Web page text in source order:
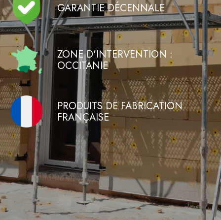
GARANTIE DÉCENNALE
ZONE D'INTERVENTION :
OCCITANIE
PRODUITS DE FABRICATION
FRANÇAISE